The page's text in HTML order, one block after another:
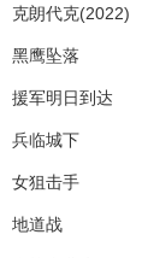
克朗代克(2022)
黑鹰坠落
援军明日到达
兵临城下
女狙击手
地道战